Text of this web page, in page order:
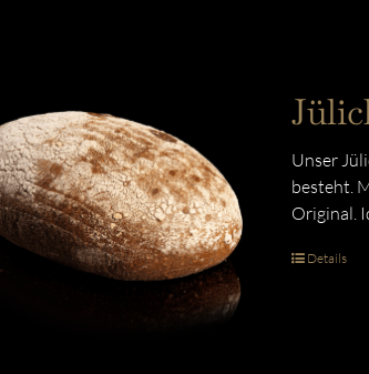
Unser
besteht.
Original.
Details